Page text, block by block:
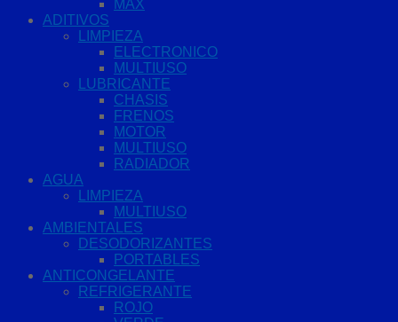
MAX
ADITIVOS
LIMPIEZA
ELECTRONICO
MULTIUSO
LUBRICANTE
CHASIS
FRENOS
MOTOR
MULTIUSO
RADIADOR
AGUA
LIMPIEZA
MULTIUSO
AMBIENTALES
DESODORIZANTES
PORTABLES
ANTICONGELANTE
REFRIGERANTE
ROJO